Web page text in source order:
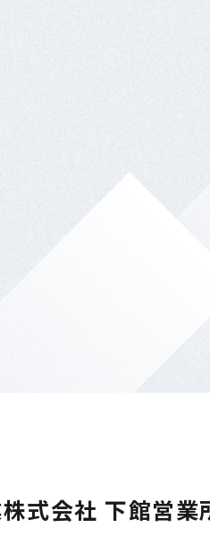
式会社 下館営業